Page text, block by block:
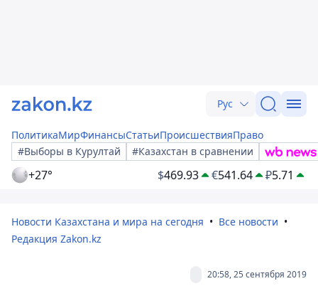
Рус
ПолитикаМирФинансыСтатьиПроисшествияПраво
#Выборы в Курултай
#Казахстан в сравнении
+27° $469.93 €541.64 ₽5.71
Новости Казахстана и мира на сегодня
Все новости
Редакция Zakon.kz
20:58, 25 сентября 2019